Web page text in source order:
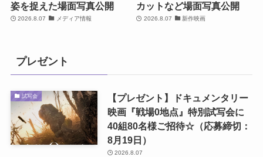
姿を捉えた場面写真公開
2026.8.07 メディア情報
カットなど場面写真公開
2026.8.07 新作映画
プレゼント
試写会
【プレゼント】ドキュメンタリー
映画『戦場0地点』特別試写会に
40組80名様ご招待☆（応募締切：
8月19日）
2026.8.07